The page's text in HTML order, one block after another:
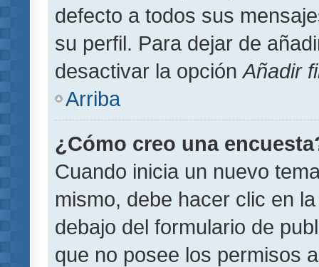
defecto a todos sus
su perfil. Para dejar de
desactivar la opción Añadir
Arriba
¿Cómo creo una
Cuando inicia un nuevo
mismo, debe hacer clic en
debajo del formulario de
que no posee los permisos